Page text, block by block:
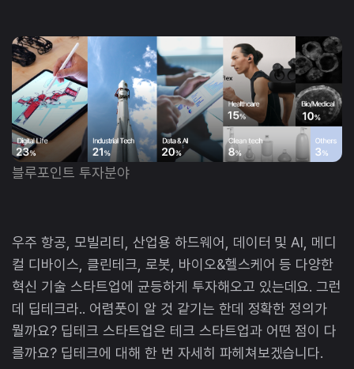
블루포인트 투자분야
우주 항공, 모빌리티, 산업용 하드웨어, 데이터 및 AI, 메디
컬 디바이스, 클린테크, 로봇, 바이오&헬스케어 등 다양한
혁신 기술 스타트업에 균등하게 투자해오고 있는데요. 그런
데 딥테크라.. 어렴풋이 알 것 같기는 한데 정확한 정의가
뭘까요? 딥테크 스타트업은 테크 스타트업과 어떤 점이 다
를까요? 딥테크에 대해 한 번 자세히 파헤쳐보겠습니다.